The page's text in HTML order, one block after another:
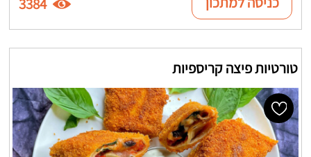
3384
טורטיות פיצה קריספיות